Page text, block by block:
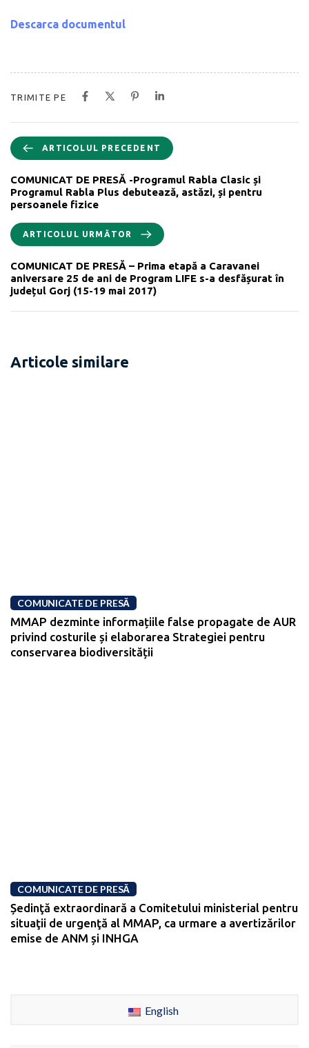
Descarca documentul
TRIMITE PE
ARTICOLUL PRECEDENT
COMUNICAT DE PRESĂ -Programul Rabla Clasic și
Programul Rabla Plus debutează, astăzi, și pentru
persoanele fizice
ARTICOLUL URMĂTOR
COMUNICAT DE PRESĂ – Prima etapă a Caravanei
aniversare 25 de ani de Program LIFE s-a desfășurat în
județul Gorj (15-19 mai 2017)
Articole similare
COMUNICATE DE PRESĂ
MMAP dezminte informațiile false propagate de AUR
privind costurile și elaborarea Strategiei pentru
conservarea biodiversității
COMUNICATE DE PRESĂ
Ședinţă extraordinară a Comitetului ministerial pentru
situaţii de urgenţă al MMAP, ca urmare a avertizărilor
emise de ANM și INHGA
English